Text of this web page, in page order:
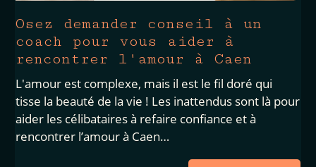
Osez demander conseil à un
coach pour vous aider à
rencontrer l'amour à Caen
L'amour est complexe, mais il est le fil doré qui
tisse la beauté de la vie ! Les inattendus sont là pour
aider les célibataires à refaire confiance et à
rencontrer l’amour à Caen…